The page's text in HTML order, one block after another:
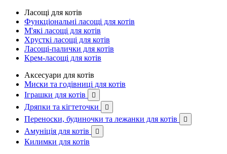
Ласощі для котів
Функціональні ласощі для котів
М'які ласощі для котів
Хрусткі ласощі для котів
Ласощі-палички для котів
Крем-ласощі для котів
Аксесуари для котів
Миски та годівниці для котів
Іграшки для котів

Дряпки та кігтеточки 
Переноски, будиночки та лежанки для котів 
Амуніція для котів 
Килимки для котів